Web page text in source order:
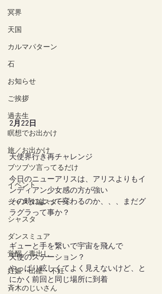
冥界
天国
カルマパターン
石
お知らせ
ご挨拶
過去生
瞑想でお出かけ
旅／お出かけ
ブツブツ言ってるだけ
イベント
シャスタ編スタート
シャスタ
ダンスミュア
覚醒／毒出し
妊娠・出産・不妊
斉木のじいさん
2月22日
天使界行き再チャレンジ
今日のニューアリスは、アリスよりもイ
ンディアン少女感の方が強い
その時によって変わるのか、、、まだグ
ラグラって事か？
ギューと手を繋いで宇宙を飛んで
天使のステーション？
やっぱり眩しくてよく見えないけど、と
にかく前回と同じ場所に到着